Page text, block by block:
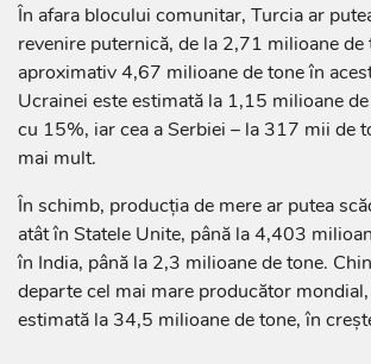
În afara blocului comunitar, Turcia ar
revenire puternică, de la 2,71 milioane
aproximativ 4,67 milioane de tone în
Ucrainei este estimată la 1,15 milioane
cu 15%, iar cea a Serbiei – la 317 mii de
mai mult.
În schimb, producția de mere ar putea
atât în Statele Unite, până la 4,403
în India, până la 2,3 milioane de tone.
departe cel mai mare producător
estimată la 34,5 milioane de tone, în